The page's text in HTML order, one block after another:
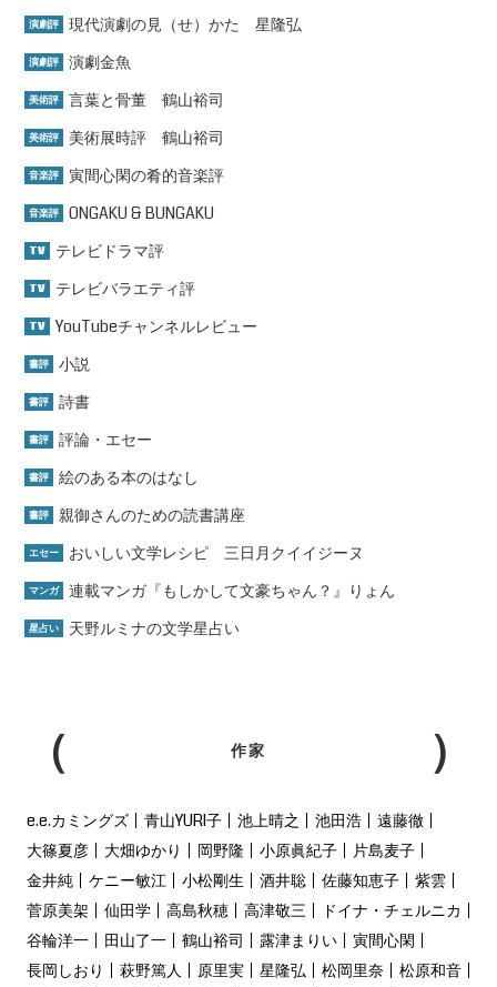
演劇評 現代演劇の見（せ）かた 星隆弘
演劇評 演劇金魚
美術評 言葉と骨董 鶴山裕司
美術評 美術展時評 鶴山裕司
音楽評 寅間心閑の肴的音楽評
音楽評 ONGAKU & BUNGAKU
TV テレビドラマ評
TV テレビバラエティ評
TV YouTubeチャンネルレビュー
書評 小説
書評 詩書
書評 評論・エセー
書評 絵のある本のはなし
書評 親御さんのための読書講座
エセー おいしい文学レシピ 三日月クイイジーヌ
マンガ 連載マンガ『もしかして文豪ちゃん？』りょん
星占い 天野ルミナの文学星占い
作家
e.e.カミングズ 青山YURI子 池上晴之 池田浩
遠藤徹
大篠夏彦
大畑ゆかり 岡野隆 小原眞紀子
片島麦子
金井純
ケニー敏江 小松剛生 酒井聡 佐藤知恵子
紫雲
菅原美架
仙田学 高島秋穂 高津敬三
ドイナ・チェルニカ
谷輪洋一
田山了一 鶴山裕司 露津まりい
寅間心閑
長岡しおり
萩野篤人 原里実 星隆弘 松岡里奈
松原和音